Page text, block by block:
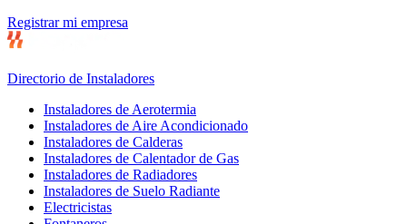
Registrar mi empresa
Directorio de Instaladores
Instaladores de Aerotermia
Instaladores de Aire Acondicionado
Instaladores de Calderas
Instaladores de Calentador de Gas
Instaladores de Radiadores
Instaladores de Suelo Radiante
Electricistas